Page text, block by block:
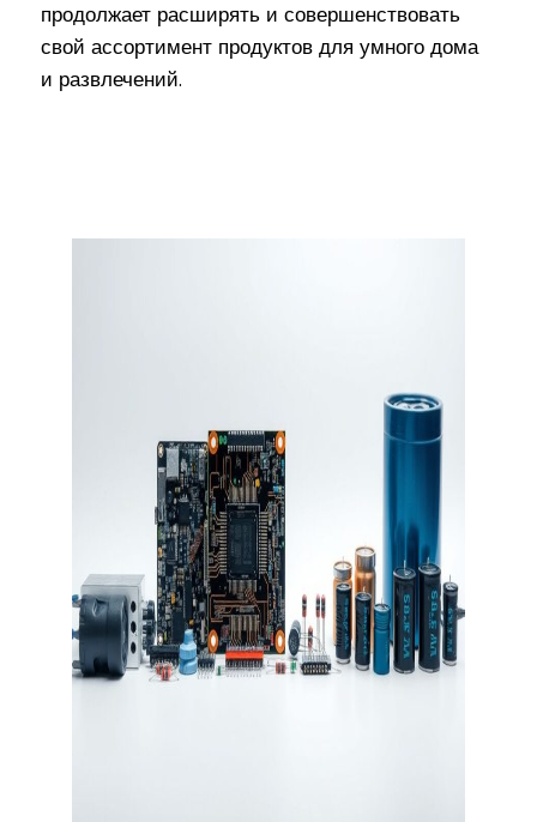
продолжает расширять и совершенствовать
свой ассортимент продуктов для умного дома
и развлечений.